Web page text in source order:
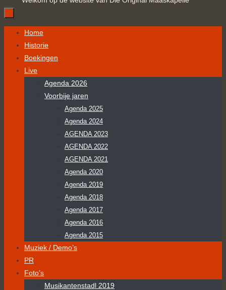
naar
inhoud
Home
Historie
Boekingen
Live
Agenda 2026
Voorbije jaren
Agenda 2025
Agenda 2024
AGENDA 2023
AGENDA 2022
AGENDA 2021
Agenda 2020
Agenda 2019
Agenda 2018
Agenda 2017
Agenda 2016
Agenda 2015
Muziek / Demo’s
PR
Foto’s
Musikantenstadl 2019